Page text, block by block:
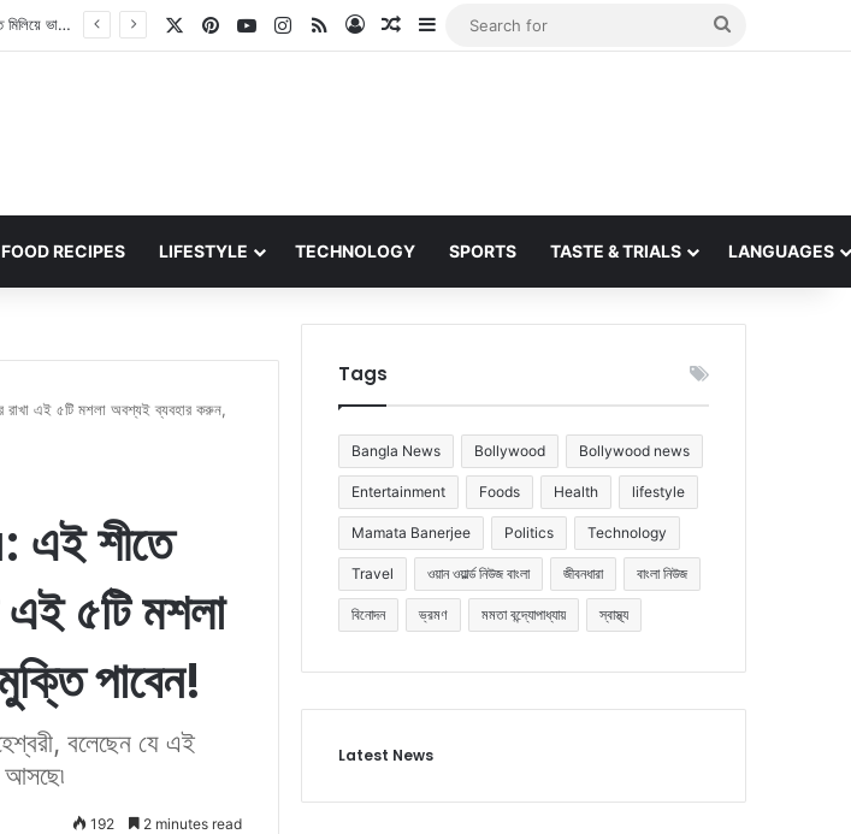
Atiq Ahmed Son Death News: ডিভাইডারে গাড়ি ধাক্কা খাওয়ায় আতিক আহমেদের ছেলে আবান আহমেদ মারা গেছেন PinterestYouTubeInstagram
RSS Log InRandom Article
Sidebar
FOOD RECIPES LIFESTYLE TECHNOLOGY SPORTS TASTE & TRIALS LANGUAGES
এই ৫টি মশলা অবশ্যই ব্যবহার করুন,
শীতে
এই ৫টি মশলা
পাবেন!
বলেছেন যে এই
আসছে৷
192 2 minutes read
Tags
Bangla News Bollywood Bollywood news
Entertainment Foods Health lifestyle
Mamata Banerjee Politics Technology
Travel ওয়ান ওয়ার্ল্ড নিউজ বাংলা জীবনধারা বাংলা নিউজ
বিনোদন ভ্রমণ মমতা বন্দ্যোপাধ্যায় স্বাস্থ্য
Latest News